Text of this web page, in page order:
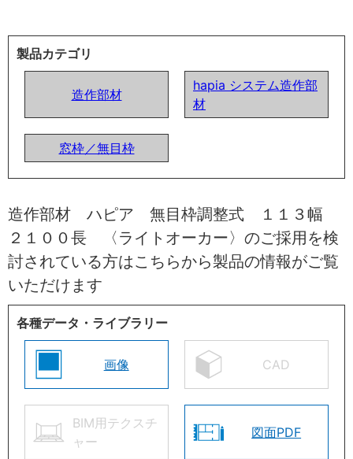
製品カテゴリ
造作部材
hapia システム造作部
材
窓枠／無目枠
造作部材 ハピア 無目枠調整式 １１３幅
２１００長 〈ライトオーカー〉のご採用を検
討されている方はこちらから製品の情報がご覧
いただけます
各種データ・ライブラリー
画像 CAD
BIM用テクスチ
ャー
図面PDF